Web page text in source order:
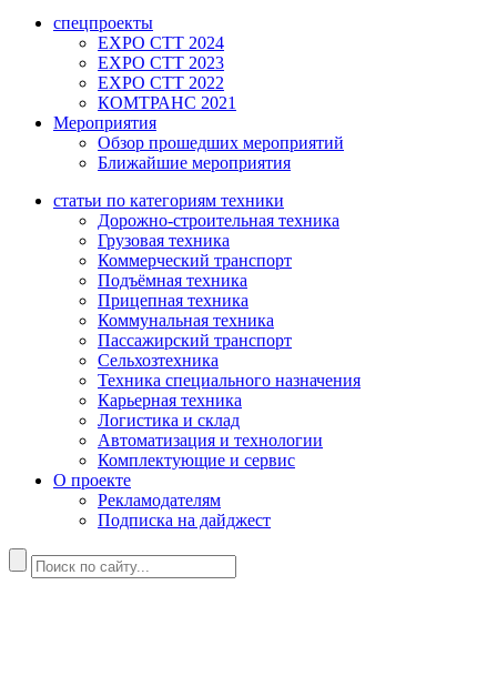
спецпроекты
EXPO CTT 2024
EXPO CTT 2023
EXPO CTT 2022
КОМТРАНС 2021
Мероприятия
Обзор прошедших мероприятий
Ближайшие мероприятия
статьи по категориям техники
Дорожно-строительная техника
Грузовая техника
Коммерческий транспорт
Подъёмная техника
Прицепная техника
Коммунальная техника
Пассажирский транспорт
Сельхозтехника
Техника специального назначения
Карьерная техника
Логистика и склад
Автоматизация и технологии
Комплектующие и сервис
О проекте
Рекламодателям
Подписка на дайджест